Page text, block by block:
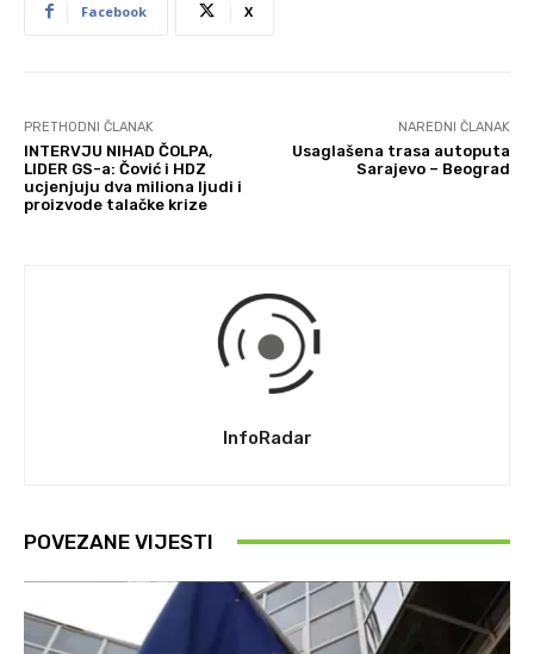
Facebook X
PRETHODNI ČLANAK
INTERVJU NIHAD ČOLPA,
LIDER GS-a: Čović i HDZ
ucjenjuju dva miliona ljudi i
proizvode talačke krize
NAREDNI ČLANAK
Usaglašena trasa autoputa
Sarajevo – Beograd
InfoRadar
POVEZANE VIJESTI